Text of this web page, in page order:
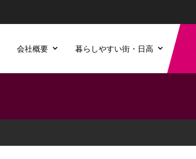
会社概要 暮らしやすい街・日高